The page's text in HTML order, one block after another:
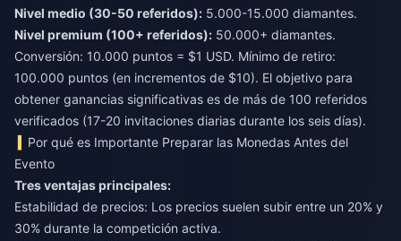
Nivel medio (30-50 referidos):
Nivel premium (100+ referidos): 50.000+ diamantes.
Conversión: 10.000 puntos = $1 USD. Mínimo de retiro:
100.000 puntos (en incrementos de $10). El objetivo para
obtener ganancias significativas es de más de 100 referidos
verificados (17-20 invitaciones diarias durante los seis días).
Por qué es Importante Preparar las Monedas Antes del
Evento
Tres ventajas principales:
Estabilidad de precios: Los precios suelen subir entre un 20% y
30% durante la competición activa.